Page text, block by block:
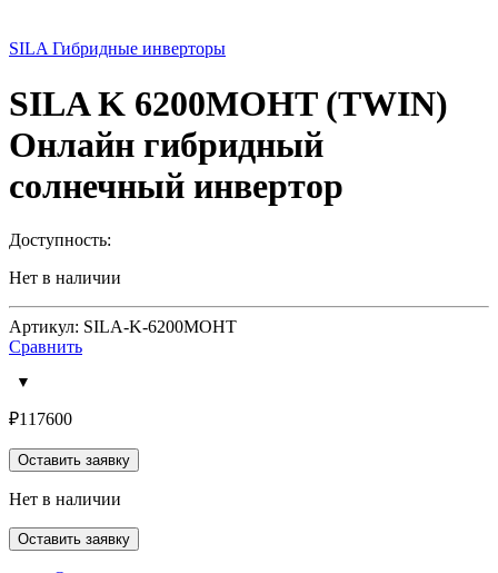
SILA Гибридные инверторы
SILA K 6200MOHT (TWIN)
Онлайн гибридный
солнечный инвертор
Доступность:
Нет в наличии
Артикул: SILA-K-6200MO​​HT
Сравнить
₽117600
Оставить заявку
Нет в наличии
Оставить заявку